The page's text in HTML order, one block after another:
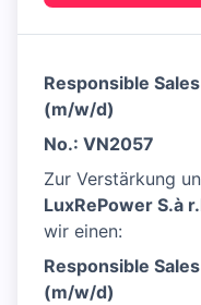
Responsible
(m/w/d)
No.: VN2057
Zur Verstärkung
LuxRePower S.à
wir einen:
Responsible
(m/w/d)